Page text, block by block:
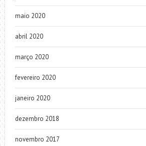
maio 2020
abril 2020
março 2020
fevereiro 2020
janeiro 2020
dezembro 2018
novembro 2017